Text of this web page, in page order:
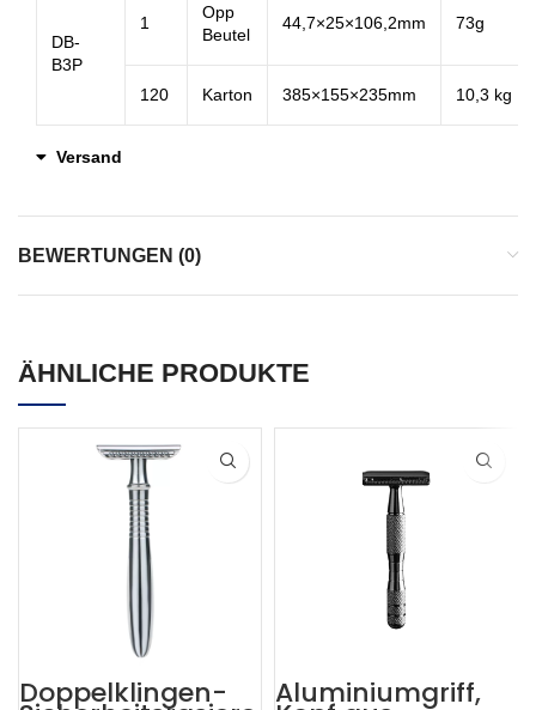
DB-
B3P
1
Opp
Beutel
44,7×25×106,2mm 73g
120 Karton 385×155×235mm 10,3 kg
Versand
BEWERTUNGEN (0)
ÄHNLICHE PRODUKTE
Doppelklingen- Aluminiumgriff,